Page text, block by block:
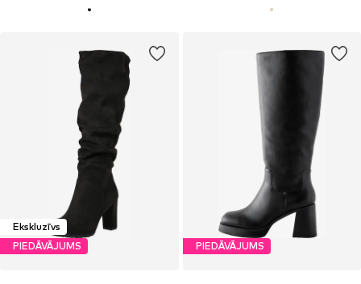
Ekskluzīvs
PIEDĀVĀJUMS
PIEDĀVĀJUMS